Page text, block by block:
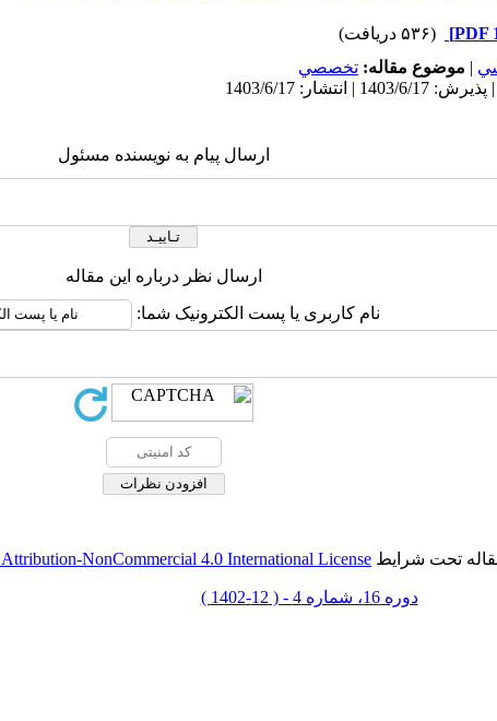
(۵۳۶ دریافت)
| موضوع مقاله: تخصصي
ارسال پیام به نویسنده مسئول
ارسال نظر درباره این مقاله
نام کاربری یا پست الکترونیک شما:
تحت شرایط NonCommercial 4.0 International License
دوره 16، شماره 4 - ( 12-1402 )